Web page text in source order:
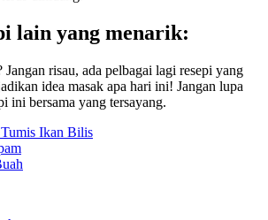
lain yang menarik:
risau, ada pelbagai lagi resepi yang
idea masak apa hari ini! Jangan lupa
ini bersama yang tersayang.
Ikan Bilis